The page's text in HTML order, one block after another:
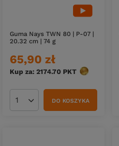
Guma Nays TWN 80 | P-07 |
20.32 cm | 74 g
65,90 zł
Kup za: 2174.70 PKT punktów
Ilość produktówDO KOSZYKA